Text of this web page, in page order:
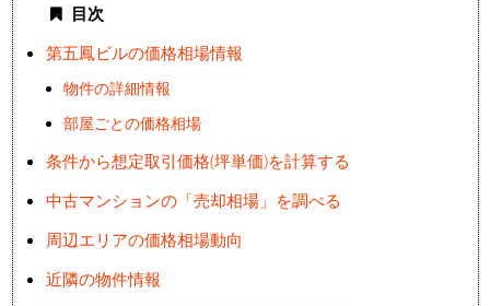
目次
第五鳳ビルの価格相場情報
物件の詳細情報
部屋ごとの価格相場
条件から想定取引価格(坪単価)を計算する
中古マンションの「売却相場」を調べる
周辺エリアの価格相場動向
近隣の物件情報